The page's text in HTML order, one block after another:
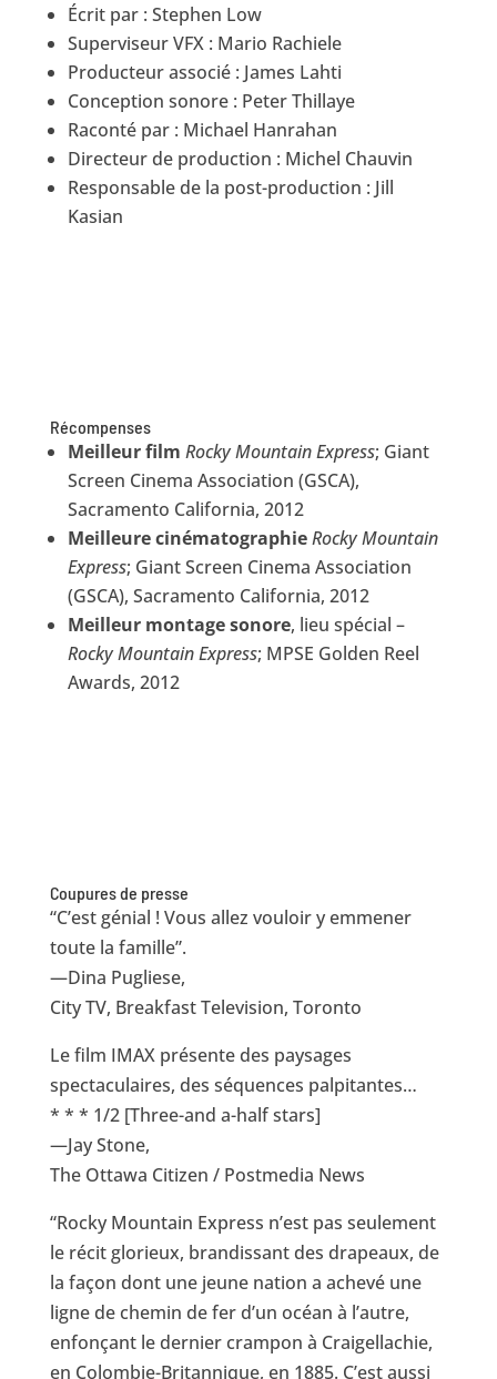
Écrit par : Stephen Low
Superviseur VFX : Mario Rachiele
Producteur associé : James Lahti
Conception sonore : Peter Thillaye
Raconté par : Michael Hanrahan
Directeur de production : Michel Chauvin
Responsable de la post-production : Jill
Kasian
Récompenses
Meilleur film Rocky Mountain Express; Giant
Screen Cinema Association (GSCA),
Sacramento California, 2012
Meilleure cinématographieRocky Mountain
Express; Giant Screen Cinema Association
(GSCA), Sacramento California, 2012
Meilleur montage sonore, lieu spécial –
Rocky Mountain Express; MPSE Golden Reel
Awards, 2012
Coupures de presse
“C’est génial ! Vous allez vouloir y emmener
toute la famille”.
—Dina Pugliese,
City TV, Breakfast Television, Toronto
Le film IMAX présente des paysages
spectaculaires, des séquences palpitantes…
* * * 1/2 [Three-and a-half stars]
—Jay Stone,
The Ottawa Citizen / Postmedia News
“Rocky Mountain Express n’est pas seulement
le récit glorieux, brandissant des drapeaux, de
la façon dont une jeune nation a achevé une
ligne de chemin de fer d’un océan à l’autre,
enfonçant le dernier crampon à Craigellachie,
en Colombie-Britannique, en 1885. C’est aussi